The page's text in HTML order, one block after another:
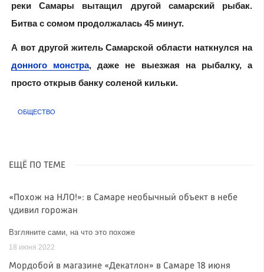
реки Самары вытащил другой самарский рыбак.
Битва с сомом продолжалась 45 минут.
А вот другой житель Самарской области наткнулся на
донного монстра, даже не выезжая на рыбалку, а
просто открыв банку соленой кильки.
ОБЩЕСТВО
ЕЩЁ ПО ТЕМЕ
«Похож на НЛО!»: в Самаре необычный объект в небе
удивил горожан
Взгляните сами, на что это похоже
18 июня 2022
Мордобой в магазине «Декатлон» в Самаре 18 июня